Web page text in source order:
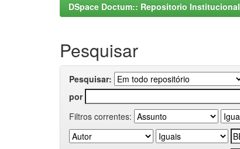
DSpace Doctum:: Repositorio Institucional
Pesquisar
Pesquisar:
por
Filtros correntes: